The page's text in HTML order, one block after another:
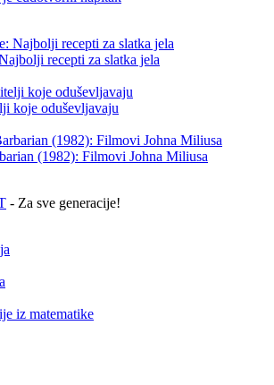
recepti za slatka jela
koje oduševljavaju
(1982): Filmovi Johna Miliusa
- Za sve generacije!
iz matematike